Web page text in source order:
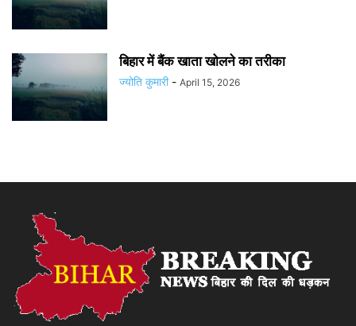
बिहार में बैंक खाता खोलने का तरीका
ज्योति कुमारी - April 15, 2026